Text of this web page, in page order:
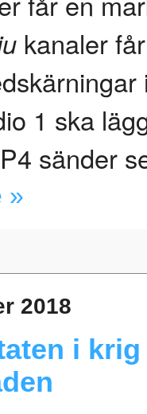
kanaler
1 ska
sänder
»
2018
i